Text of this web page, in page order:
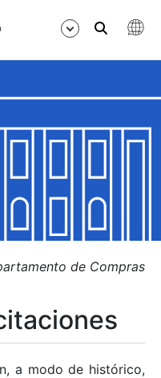
de Compras
a modo de histórico,